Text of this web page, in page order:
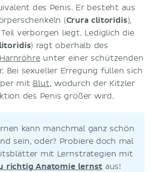
des Penis. Er besteht aus
(Crura clitoridis),
verborgen liegt. Lediglich die
) ragt oberhalb des
Harnröhre unter einer schützenden
Bei sexueller Erregung füllen sich
mit Blut, wodurch der Kitzler
des Penis größer wird.
kann manchmal ganz schön
sein, oder? Probiere doch mal
mit Lernstrategien mit
richtig Anatomie lernst aus!